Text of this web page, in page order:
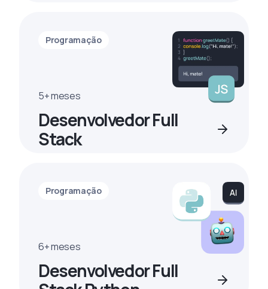
Programação
5+ meses
Desenvolvedor Full
Stack
Programação
6+ meses
Desenvolvedor Full